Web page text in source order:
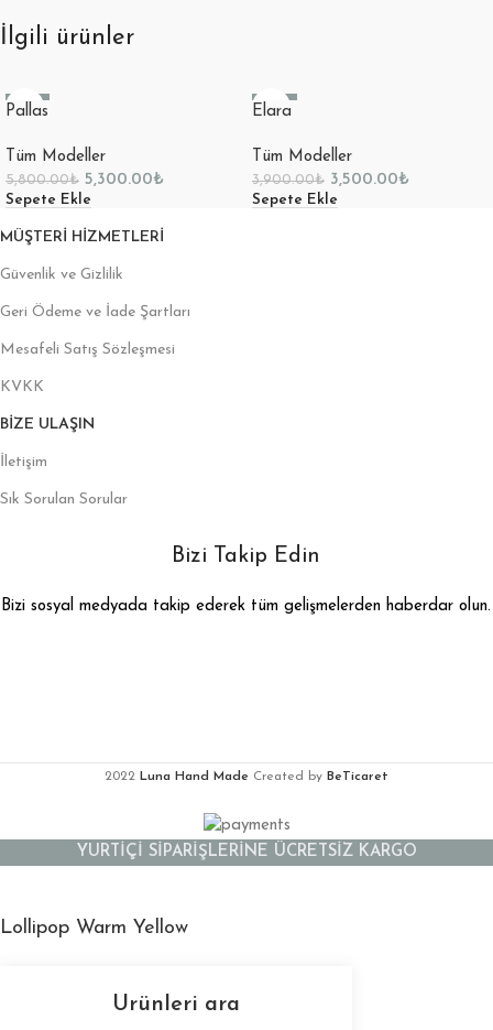
İlgili ürünler
-9%
Pallas
Tüm Modeller
5,800.00₺ 5,300.00₺
Sepete Ekle
-10%
Elara
Tüm Modeller
3,900.00₺ 3,500.00₺
Sepete Ekle
MÜŞTERI HIZMETLERI
Güvenlik ve Gizlilik
Geri Ödeme ve İade Şartları
Mesafeli Satış Sözleşmesi
KVKK
BIZE ULAŞIN
İletişim
Sık Sorulan Sorular
Bizi Takip Edin
Bizi sosyal medyada takip ederek tüm gelişmelerden haberdar olun.
2022 Luna Hand Made Created by BeTicaret
YURTİÇİ SİPARİŞLERİNE ÜCRETSİZ KARGO
Lollipop Warm Yellow